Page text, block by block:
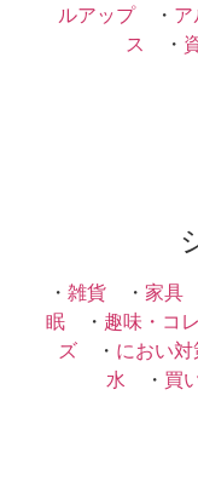
ルアップ・ ア
ス ・
・ 雑貨 ・ 家具
眠・ 趣味・コ
ズ ・ におい対
水 ・ 買